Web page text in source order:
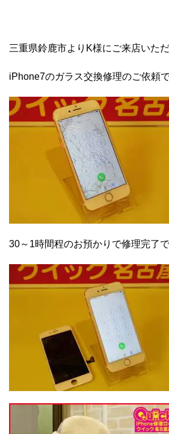
三重県鈴鹿市よりK様にご来店いた
iPhone7のガラス交換修理のご依頼で
30～1時間程のお預かりで修理完了で